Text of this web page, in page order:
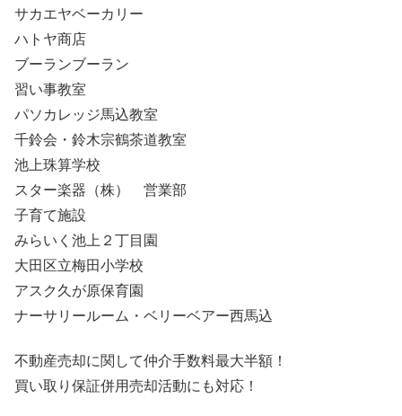
サカエヤベーカリー
ハトヤ商店
ブーランブーラン
習い事教室
パソカレッジ馬込教室
千鈴会・鈴木宗鶴茶道教室
池上珠算学校
スター楽器（株） 営業部
子育て施設
みらいく池上２丁目園
大田区立梅田小学校
アスク久が原保育園
ナーサリールーム・ベリーベアー西馬込
不動産売却に関して仲介手数料最大半額！
買い取り保証併用売却活動にも対応！